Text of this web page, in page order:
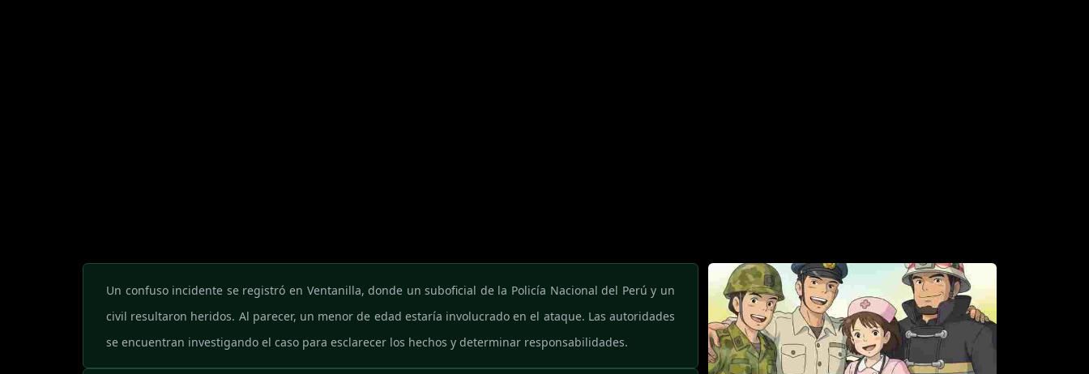
Un confuso incidente se registró en Ventanilla, donde un suboficial de la Policía Nacional del Perú y un
civil resultaron heridos. Al parecer, un menor de edad estaría involucrado en el ataque. Las autoridades
se encuentran investigando el caso para esclarecer los hechos y determinar responsabilidades.